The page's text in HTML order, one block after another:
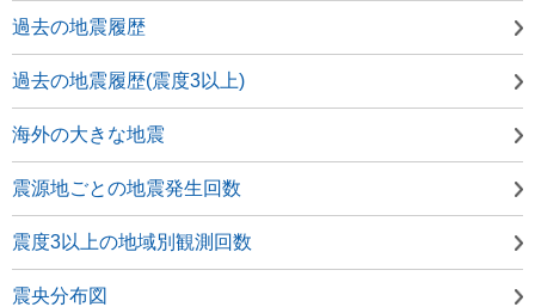
過去の地震履歴
過去の地震履歴(震度3以上)
海外の大きな地震
震源地ごとの地震発生回数
震度3以上の地域別観測回数
震央分布図